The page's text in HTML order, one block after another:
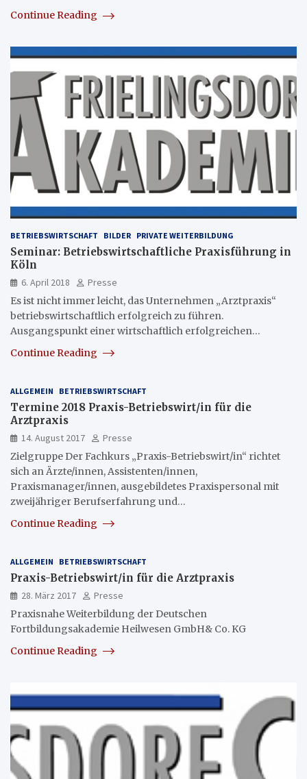
Continue Reading
BETRIEBSWIRTSCHAFT BILDER PRIVATE WEITERBILDUNG
Seminar: Betriebswirtschaftliche Praxisführung in
Köln
6. April 2018
Presse
Es ist nicht immer leicht, das Unternehmen „Arztpraxis“
betriebswirtschaftlich erfolgreich zu führen.
Ausgangspunkt einer wirtschaftlich erfolgreichen…
Continue Reading
ALLGEMEIN BETRIEBSWIRTSCHAFT
Termine 2018 Praxis-Betriebswirt/in für die
Arztpraxis
14. August 2017
Presse
Zielgruppe Der Fachkurs „Praxis-Betriebswirt/in“ richtet
sich an Ärzte/innen, Assistenten/innen,
Praxismanager/innen, ausgebildetes Praxispersonal mit
zweijähriger Berufserfahrung und…
Continue Reading
ALLGEMEIN BETRIEBSWIRTSCHAFT
Praxis-Betriebswirt/in für die Arztpraxis
28. März 2017
Presse
Praxisnahe Weiterbildung der Deutschen
Fortbildungsakademie Heilwesen GmbH& Co. KG
Continue Reading